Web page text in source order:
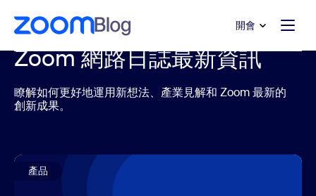
至主要內容
至協助聊天 開會
Zoom 網路日誌最新資訊
瞭解如何更好地運用新想法、產業見解和 Zoom 最新的
創新成果。
產品